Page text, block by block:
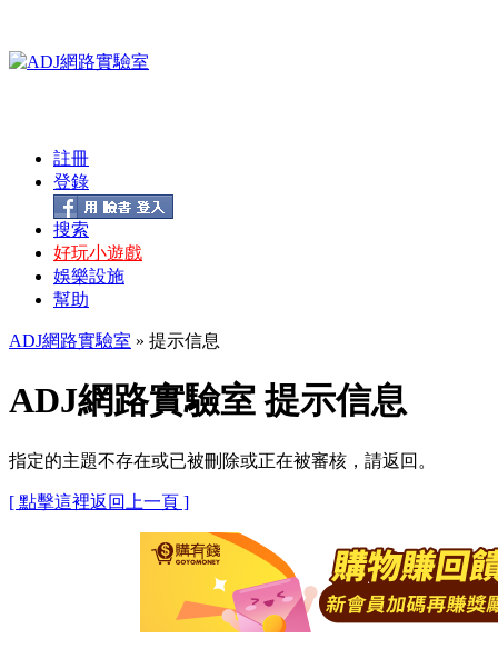
註冊
登錄
搜索
好玩小遊戲
娛樂設施
幫助
ADJ網路實驗室 » 提示信息
ADJ網路實驗室 提示信息
指定的主題不存在或已被刪除或正在被審核，請返回。
[ 點擊這裡返回上一頁 ]